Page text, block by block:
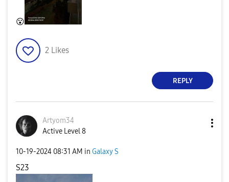
😮
2 Likes
REPLY
Artyom34
Active Level 8
‎10-19-2024 08:31 AM in Galaxy S
S23